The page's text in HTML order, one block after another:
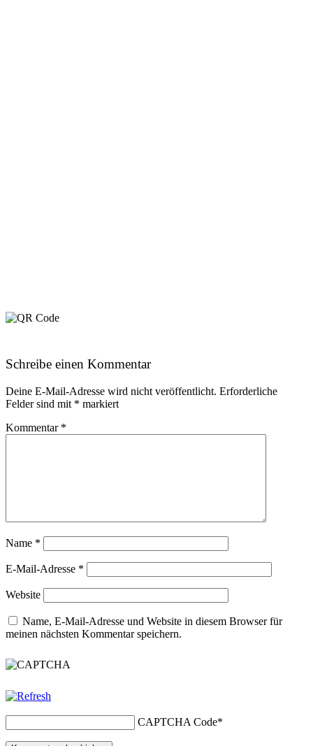
Schreibe einen Kommentar
Deine E-Mail-Adresse wird nicht veröffentlicht. Erforderliche
Felder sind mit * markiert
Kommentar *
Name *
E-Mail-Adresse *
Website
Name, E-Mail-Adresse und Website in diesem Browser für
meinen nächsten Kommentar speichern.
CAPTCHA Code*